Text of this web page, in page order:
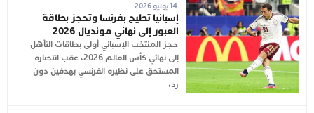
14 يوليو 2026
إسبانيا تطيح بفرنسا وتحجز بطاقة
العبور إلى نهائي مونديال 2026
حجز المنتخب الإسباني أولى بطاقات التأهل
إلى نهائي كأس العالم 2026، عقب انتصاره
المستحق على نظيره الفرنسي بهدفين دون
رد،